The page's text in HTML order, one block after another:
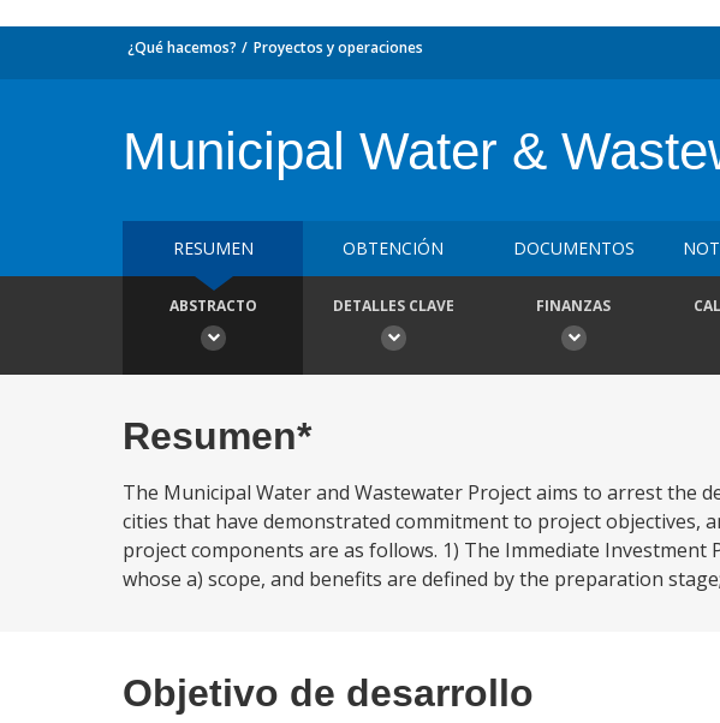
¿Qué hacemos? Proyectos y operaciones
Municipal Water &
RESUMEN OBTENCIÓN DOCUMENTOS
ABSTRACTO DETALLES CLAVE FINANZAS
Resumen*
The Municipal Water and Wastewater Project aims to arrest the
cities that have demonstrated commitment to project objectives,
project components are as follows. 1) The Immediate
whose a) scope, and benefits are defined by the preparation
Objetivo de desarrollo